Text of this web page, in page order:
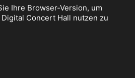
Ihre Browser-Version, um
Concert Hall nutzen zu